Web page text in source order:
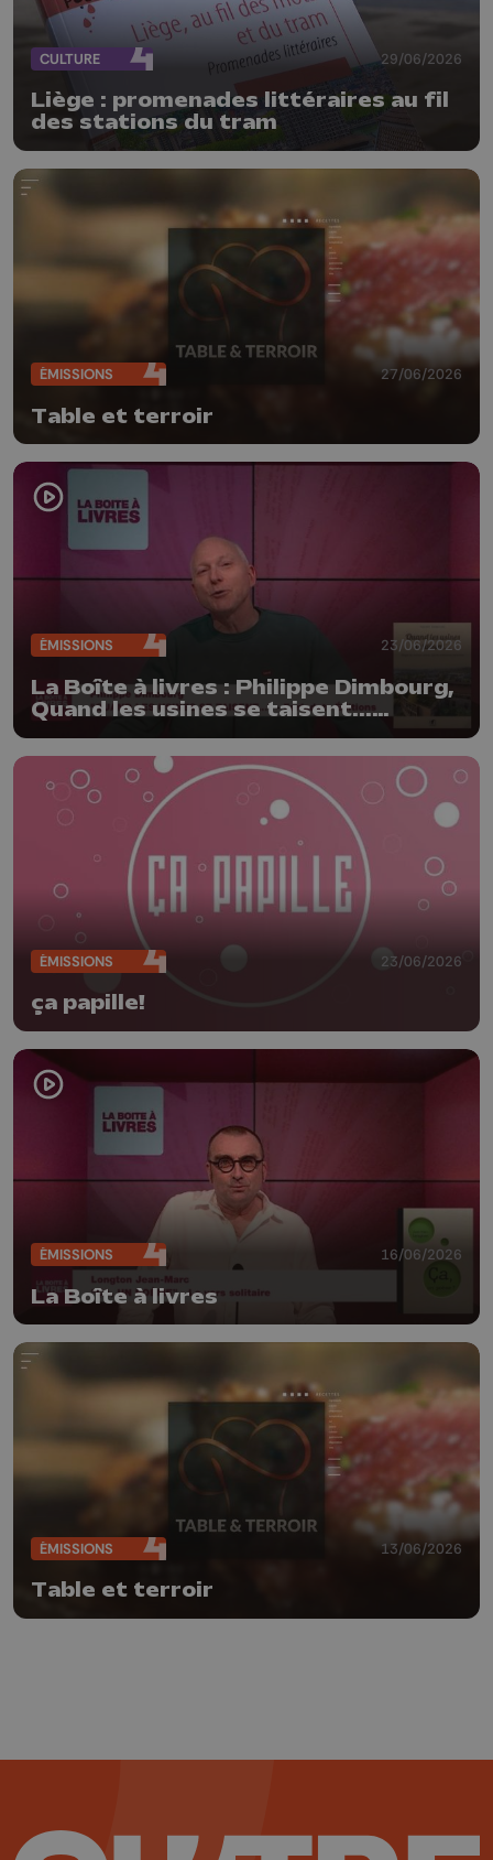
CULTURE 29/06/2026
Liège : promenades littéraires au fil
des stations du tram
ÉMISSIONS 27/06/2026
Table et terroir
ÉMISSIONS 23/06/2026
La Boîte à livres : Philippe Dimbourg,
Quand les usines se taisent...
ÉMISSIONS 23/06/2026
ça papille!
ÉMISSIONS 16/06/2026
La Boîte à livres
ÉMISSIONS 13/06/2026
Table et terroir